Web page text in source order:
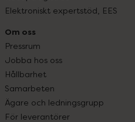
Elektroniskt expertstöd, EES
Om oss
Pressrum
Jobba hos oss
Hållbarhet
Samarbeten
Ägare och ledningsgrupp
För leverantörer